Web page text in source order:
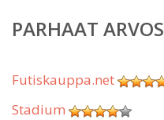
PARHAAT
Futiskauppa.net
Stadium